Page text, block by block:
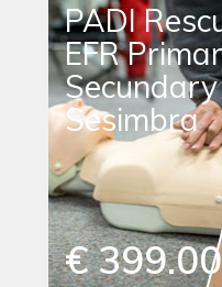
PADI
EFR
Sesimbra
€ 399.00